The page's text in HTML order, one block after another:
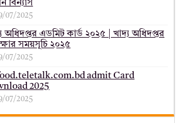
বিন্যাস
07/2025
অধিদপ্তর এডমিট কার্ড ২০২৫ | খাদ্য অধিদপ্তর
সময়সূচি ২০২৫
07/2025
admit Card
2025
07/2025